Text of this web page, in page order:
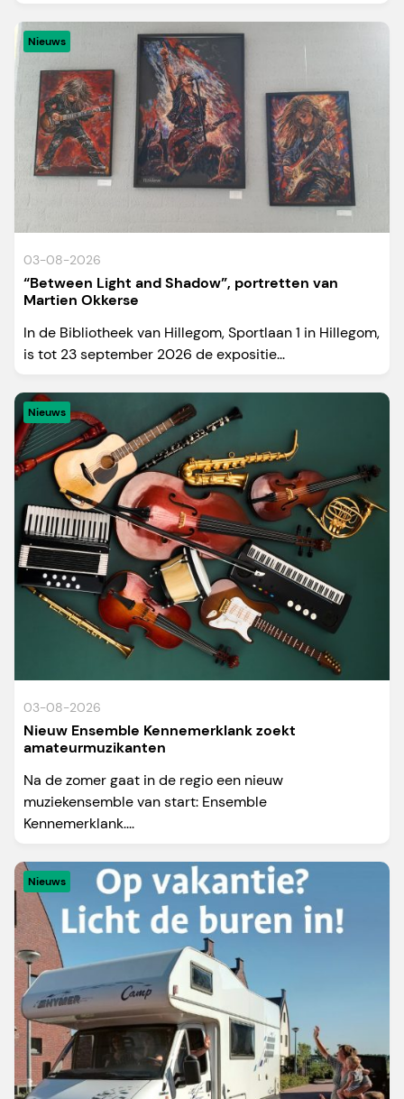
Nieuws
03-08-2026
“Between Light and Shadow”, portretten van
Martien Okkerse
In de Bibliotheek van Hillegom, Sportlaan 1 in Hillegom,
is tot 23 september 2026 de expositie...
Nieuws
03-08-2026
Nieuw Ensemble Kennemerklank zoekt
amateurmuzikanten
Na de zomer gaat in de regio een nieuw
muziekensemble van start: Ensemble
Kennemerklank....
Nieuws